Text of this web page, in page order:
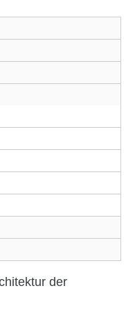
der